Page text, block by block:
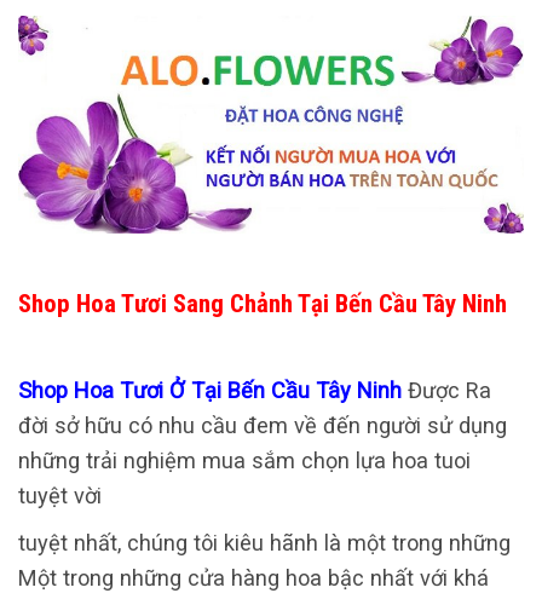
Shop Hoa Tươi Sang Chảnh Tại Bến Cầu Tây Ninh
Shop Hoa Tươi Ở Tại Bến Cầu Tây Ninh Được Ra
đời sở hữu có nhu cầu đem về đến người sử dụng
những trải nghiệm mua sắm chọn lựa hoa tuoi
tuyệt vời
tuyệt nhất, chúng tôi kiêu hãnh là một trong những
Một trong những cửa hàng hoa bậc nhất với khá